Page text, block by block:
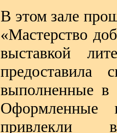
В этом зале
«Мастерство
выставкой
выполненные в
Оформленные
привлекли